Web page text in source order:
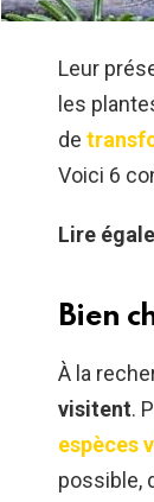
Leur
les
de
Voici 6
Lire
Bien
À la
visitent.
espèces
possible,